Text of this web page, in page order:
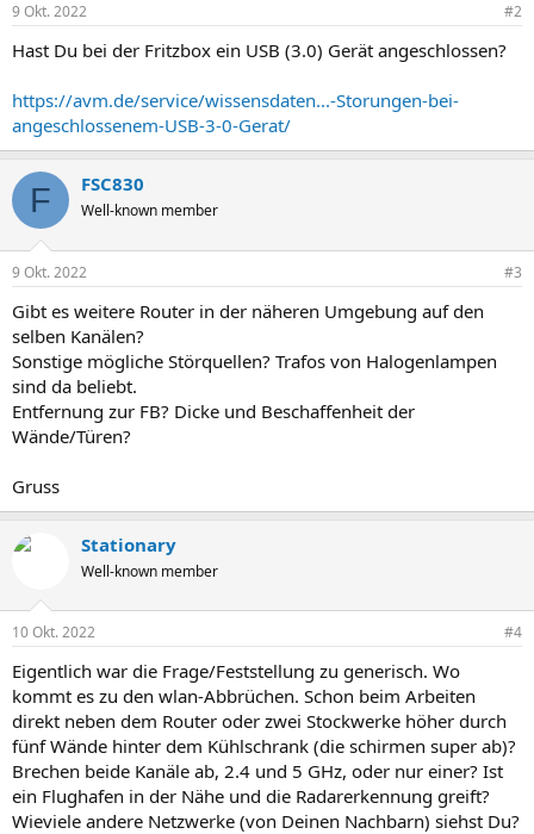
9 Okt. 2022 #2
Hast Du bei der Fritzbox ein USB (3.0) Gerät angeschlossen?
https://avm.de/service/wissensdaten...-Storungen-bei-
angeschlossenem-USB-3-0-Gerat/
F FSC830
Well-known member
9 Okt. 2022 #3
Gibt es weitere Router in der näheren Umgebung auf den
selben Kanälen?
Sonstige mögliche Störquellen? Trafos von Halogenlampen
sind da beliebt.
Entfernung zur FB? Dicke und Beschaffenheit der
Wände/Türen?
Gruss
Stationary
Well-known member
10 Okt. 2022 #4
Eigentlich war die Frage/Feststellung zu generisch. Wo
kommt es zu den wlan-Abbrüchen. Schon beim Arbeiten
direkt neben dem Router oder zwei Stockwerke höher durch
fünf Wände hinter dem Kühlschrank (die schirmen super ab)?
Brechen beide Kanäle ab, 2.4 und 5 GHz, oder nur einer? Ist
ein Flughafen in der Nähe und die Radarerkennung greift?
Wieviele andere Netzwerke (von Deinen Nachbarn) siehst Du?